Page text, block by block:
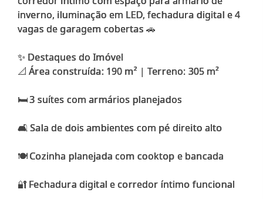
inverno, iluminação em LED, fechadura digital e 4
vagas de garagem cobertas 🚗
✨ Destaques do Imóvel
📐 Área construída: 190 m² | Terreno: 305 m²
🛏️ 3 suítes com armários planejados
🛋️ Sala de dois ambientes com pé direito alto
🍽️ Cozinha planejada com cooktop e bancada
🔐 Fechadura digital e corredor íntimo funcional